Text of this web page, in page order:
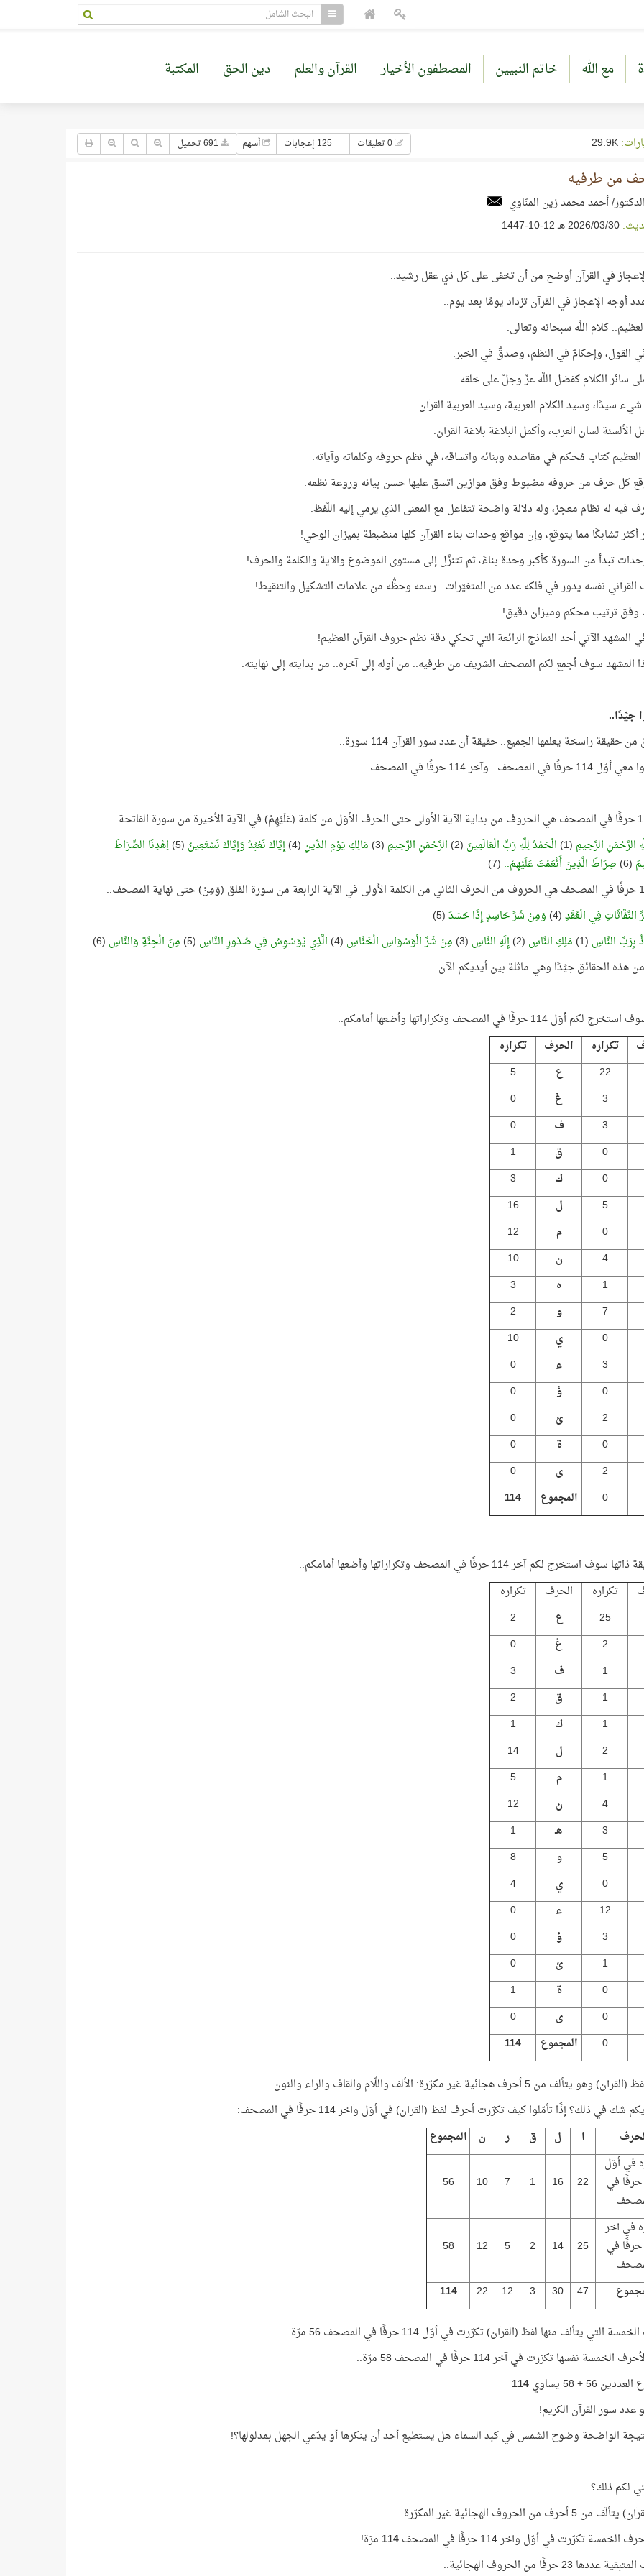
مع الله خاتم النبيين المصطفون الأخيار القرآن والعلم دين الحق المكتبة
125 إعجابات أسهم
من طرفيه
الدكتور/ أحمد محمد زين المنّاوي
30‏/03‏/2026 هـ 12-10-1447
في القرآن أوضح من أن تخفى على كل ذي عقل رشيد..
أوجه الإعجاز في القرآن تزداد يومًا بعد يوم..
كلام اللَّه سبحانه وتعالى.
القول، وإحكامٌ في النظم، وصدقٌ في الخبر.
سائر الكلام كفضل اللَّه عزّ وجلّ على خلقه.
سيدًا، وسيد الكلام العربية، وسيد العربية القرآن.
الألسنة لسان العرب، وأكمل البلاغة بلاغة القرآن.
العظيم كتاب مُحكم في مقاصده وبنائه واتساقه، في نظم حروفه وكلماته وآياته.
كل حرف من حروفه مضبوط وفق موازين اتسق عليها حسن بيانه وروعة نظمه.
فيه له نظام معجز، وله دلالة واضحة تتفاعل مع المعنى الذي يرمي إليه اللّفظ.
أكثر تشابكًا مما يتوقع، وإن مواقع وحدات بناء القرآن كلها منضبطة بميزان الوحي!
تبدأ من السورة كأكبر وحدة بناءً، ثم تتنزَّل إلى مستوى الموضوع والآية والكلمة والحرف!
القرآني نفسه يدور في فلكه عدد من المتغيّرات.. رسمه وحظُّه من علامات التشكيل والتنقيط!
وفق ترتيب محكم وميزان دقيق!
المشهد الآتي أحد النماذج الرائعة التي تحكي دقة نظم حروف القرآن العظيم!
المشهد سوف أجمع لكم المصحف الشريف من طرفيه.. من أوله إلى آخره.. من بدايته إلى نهايته.
جيِّدًا..
حقيقة راسخة يعلمها الجميع.. حقيقة أن عدد سور القرآن 114 سورة..
في المصحف.. وآخر 114 حرفًا في المصحف..
الرَّحْمَنِ الرَّحِيمِ (1) الْحَمْدُ لِلَّهِ رَبِّ الْعَالَمِينَ (2) الرَّحْمَنِ الرَّحِيمِ (3) مَالِكِ يَوْمِ الدِّينِ (4) إِيَّاكَ نَعْبُدُ وَإِيَّاكَ نَسْتَعِينُ (5)
اِهْدِنَا الصِّرَاطَ
(6) صِرَاطَ الَّذِينَ أَنْعَمْتَعَلَيْهِمْ..
(7)
فِي الْعُقَدِ(4) وَمِنْ شَرِّ حَاسِدٍ إِذَا حَسَدَ(5)
بِرَبِّ النَّاسِ (1) مَلِكِ النَّاسِ (2) إِلَهِ النَّاسِ (3) مِنْ شَرِّ الْوَسْوَاسِ الْخَنَّاسِ (4) الَّذِي يُوَسْوِسُ فِي صُدُورِ النَّاسِ (5) مِنَ الْجِنَّةِ وَالنَّاسِ (6)
هذه الحقائق جيِّدًا وهي ماثلة بين أيديكم الآن..
أوّل 114 حرفًا في المصحف وتكراراتها وأضعها أمامكم..
تكراره الحرف
تكراره
22 ع
5
3 غ
0
3 ف
0
0 ق
1
0 ك
3
5 ل
16
0 م
12
4 ن
10
1 ه
3
7 و
2
0 ي
10
3 ء
0
0 ؤ
0
2 ئ
0
0 ة
0
2 ى
0
0 المجموع 114
سوف استخرج لكم آخر 114 حرفًا في المصحف وتكراراتها وأضعها أمامكم..
تكراره الحرف
تكراره
25 ع
2
2 غ
0
1 ف
3
1 ق
2
1 ك
1
2 ل
14
1 م
5
4 ن
12
3 هـ
1
5 و
8
0 ي
4
12 ء
0
3 ؤ
0
1 ئ
0
0 ة
1
0 ى
0
0 المجموع 114
يتألف من 5 أحرف هجائية غير مكرّرة: الألف واللّام والقاف والراء والنون.
شك في ذلك؟ إذًا تأمّلوا كيف تكرّرت أحرف لفظ (القرآن) في أوّل وآخر 114 حرفًا في المصحف:
ا ل ق ر ن
المجموع
في أوّل
114 حرفًا في
22
16
1
7
10
56
في آخر
114 حرفًا في
25
14
2
5
12
58
47
30
3
12
22
114
التي يتألف منها لفظ (القرآن) تكرّرت في أوّل 114 حرفًا في المصحف 56 مرّة.
الخمسة نفسها تكرّرت في آخر 114 حرفًا في المصحف 58 مرّة..
56 + 58 يساوي
114
عدد سور القرآن الكريم!
الواضحة وضوح الشمس في كبد السماء هل يستطيع أحد أن ينكرها أو يدّعي الجهل بمدلولها؟!
لكم ذلك؟
أحرف من الحروف الهجائية غير المكرّرة..
الخمسة تكرّرت في أوّل وآخر 114 حرفًا في المصحف
114مرّة!
23 حرفًا من الحروف الهجائية..